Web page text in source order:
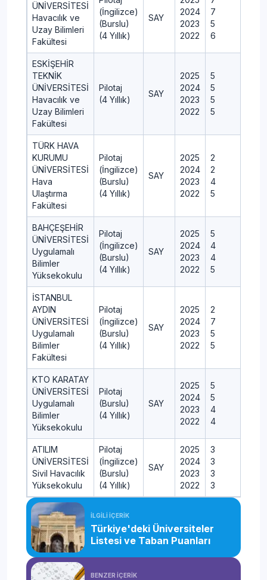
ÜNİVERSİTESİ
Havacılık ve
Uzay Bilimleri
Fakültesi
(İngilizce)
(Burslu)
(4 Yıllık)
SAY
2024
2023
2022
7
5
6
ESKİŞEHİR
TEKNİK
ÜNİVERSİTESİ
Havacılık ve
Uzay Bilimleri
Fakültesi
Pilotaj
(4 Yıllık)
SAY
2025
2024
2023
2022
5
5
5
5
TÜRK HAVA
KURUMU
ÜNİVERSİTESİ
Hava
Ulaştırma
Fakültesi
Pilotaj
(İngilizce)
(Burslu)
(4 Yıllık)
SAY
2025
2024
2023
2022
2
2
4
5
BAHÇEŞEHİR
ÜNİVERSİTESİ
Uygulamalı
Bilimler
Yüksekokulu
Pilotaj
(İngilizce)
(Burslu)
(4 Yıllık)
SAY
2025
2024
2023
2022
5
4
4
5
İSTANBUL
AYDIN
ÜNİVERSİTESİ
Uygulamalı
Bilimler
Fakültesi
Pilotaj
(İngilizce)
(Burslu)
(4 Yıllık)
SAY
2025
2024
2023
2022
2
7
5
5
KTO KARATAY
ÜNİVERSİTESİ
Uygulamalı
Bilimler
Yüksekokulu
Pilotaj
(Burslu)
(4 Yıllık)
SAY
2025
2024
2023
2022
5
5
4
4
ATILIM
ÜNİVERSİTESİ
Sivil Havacılık
Yüksekokulu
Pilotaj
(İngilizce)
(Burslu)
(4 Yıllık)
SAY
2025
2024
2023
2022
3
3
3
3
İLGİLİ İÇERİK
Türkiye'deki Üniversiteler
Listesi ve Taban Puanları
BENZER İÇERİK